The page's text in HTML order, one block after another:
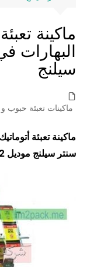
ماكينة
البهارات
سيلنج
ماكينات تعبئة حبوب
ماكينة تعبئة
سنتر سيلنج موديل